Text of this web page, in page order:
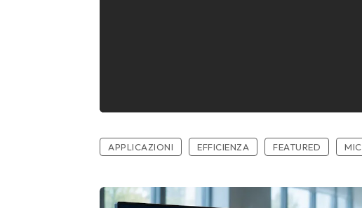
APPLICAZIONI EFFICIENZA FEATURED